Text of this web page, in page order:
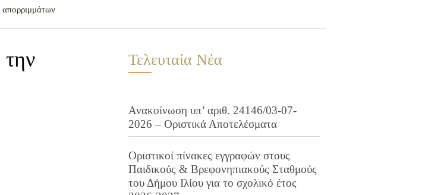
Τελευταία Νέα
Ανακοίνωση υπ’ αριθ. 24146/03-07-
2026 – Οριστικά Αποτελέσματα
Οριστικοί πίνακες εγγραφών στους
Παιδικούς & Βρεφονηπιακούς Σταθμούς
του Δήμου Ιλίου για το σχολικό έτος